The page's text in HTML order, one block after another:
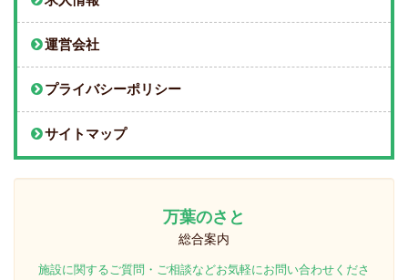
運営会社
プライバシーポリシー
サイトマップ
万葉のさと
総合案内
施設に関するご質問・ご相談などお気軽にお問い合わせくださ